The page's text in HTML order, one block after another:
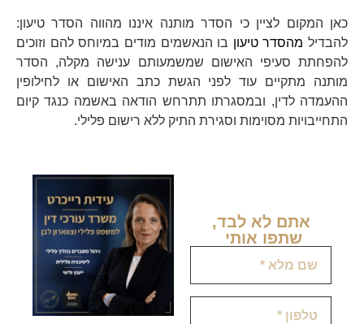
כאן המקום לציין כי הסדר מותנה איננו מהווה הסדר טיעון:
להבדיל מהסדר טיעון בו הנאשמים מודים במיוחס להם וזוכים
להפחתת סעיפי האישום שמשמעותם ענישה מקלה, הסדר
מותנה מתקיים עוד לפני הגשת כתב האישום או לחילופין
ההעמדה לדין, ובמסגרתו תתרחש הודאה באשמה כנגד קיום
התחייבויות מסוימות וסגירת התיק ללא רישום פלילי.
אתם לא לבד,
שתפו אותי ​